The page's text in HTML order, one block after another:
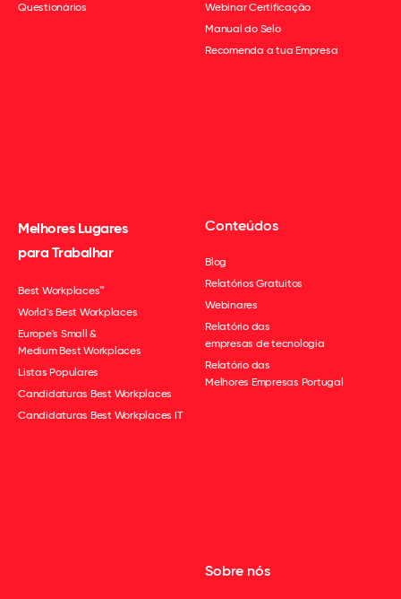
Questionários
Webinar Certificação
Manual do Selo
Recomenda a tua Empresa
Melhores Lugares
para Trabalhar
Best Workplaces™
World's Best Workplaces
Europe's Small &
Medium Best Workplaces
Listas Populares
Candidaturas Best Workplaces
Candidaturas Best Workplaces IT
Conteúdos
Blog
Relatórios Gratuitos
Webinares
Relatório das
empresas de tecnologia
Relatório das
Melhores Empresas Portugal
Sobre nós